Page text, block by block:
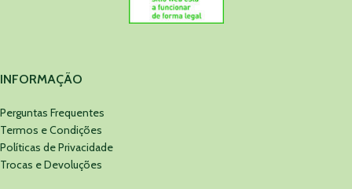
INFORMAÇÃO
Perguntas Frequentes
Termos e Condições
Políticas de Privacidade
Trocas e Devoluções